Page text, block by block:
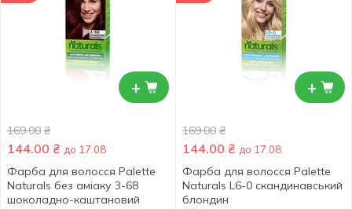
+
169.00 ₴
144.00 ₴ до 17.08
Фарба для волосся Palette
Naturals без аміаку 3-68
шоколадно-каштановий
+
169.00 ₴
144.00 ₴ до 17.08
Фарба для волосся Palette
Naturals L6-0 скандинавський
блондин